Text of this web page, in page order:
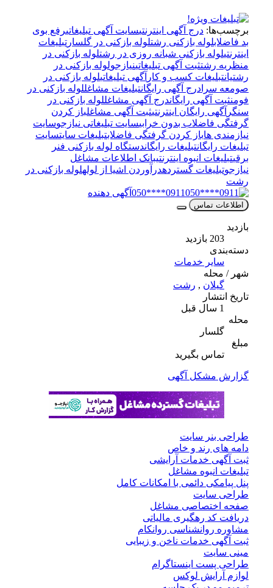
برچسب‌ها:درج آگهی اینترنتیسایت آگهی تبلیغاتیرفع بوی
بد فاضلابلوله بازکنی رشت لوله بازکنی در گلسارتبلیغات
اینترنتیلوله بازکنی شبانه روزی در رشت لوله بازکنی در
منظریه رشتثبت آگهی تبلیغاتینیازجولوله بازکنی در
رشتیان تبلیغات کسب و کار آگهی تبلیغاتیلوله بازکنی در
صومعه سرادرج آگهی رایگان تبلیغات مشاغللوله بازکنی در
ثبت آگهی رایگان درج آگهی مشاغللوله بازکنی در
آگهی رایگان اینترنتیثبت آگهی مشاغلباز کردن
گرفتگی فاضلاب بدون خرابی سایت تبلیغاتی نیازجوسایت
نیازمندی هاباز کردن گرفتگی فاضلابتبلیغات سایتسایت
تبلیغات رایگان تبلیغات رایگان دستگاه لوله بازکنی فنر
تبلیغات انبوه اینترنتیبانک اطلاعات مشاغل
نیازجوتبلیغات گستردهدرآوردن اشیا از لولهلوله بازکنی در
رشت
0911****050
آگهی دهنده
اطلاعات تماس
دسته‌بندی
سایر خدمات
شهر / محله
,رشت
تاریخ انتشار
گلسار
تماس بگیرید
گزارش مشکل آگهی
طراحی بنر سایت
دامه های رند و خاص
ثبت آگهی خدمات آرایشی
تبلیغات انبوه مشاغل
پنل پیامکی دائمی با امکانات کامل
طراحی سایت
صفحه اختصاصی مشاغل
دریافت کد رهگیری مالیاتی
مشاوره روانشناسی روانکام
ثبت آگهی خدمات ناخن و زیبایی
مینی سایت
طراحی پست اینستاگرام
لوازم آرایش لوکس